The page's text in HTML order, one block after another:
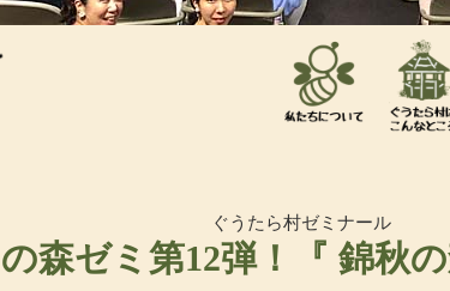
ぐうたら村ゼミナール
森ゼミ第12弾！『 錦秋